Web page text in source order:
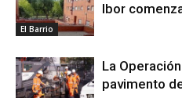
El Barrio
Ibor
La
pavimento